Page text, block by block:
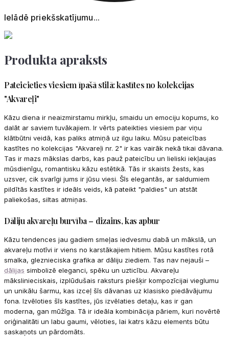
Ielādē priekšskatījumu...
Produkta apraksts
Pateicieties viesiem īpašā stilā: kastītes no kolekcijas
"Akvareļi"
Kāzu diena ir neaizmirstamu mirkļu, smaidu un emociju kopums, ko
dalāt ar saviem tuvākajiem. Ir vērts pateikties viesiem par viņu
klātbūtni veidā, kas paliks atmiņā uz ilgu laiku. Mūsu pateicības
kastītes no kolekcijas "Akvareļi nr. 2" ir kas vairāk nekā tikai dāvana.
Tas ir mazs mākslas darbs, kas pauž pateicību un lieliski iekļaujas
mūsdienīgu, romantisku kāzu estētikā. Tās ir skaists žests, kas
uzsver, cik svarīgi jums ir jūsu viesi. Šīs elegantās, ar saldumiem
pildītās kastītes ir ideāls veids, kā pateikt "paldies" un atstāt
paliekošas, siltas atmiņas.
Dāliju akvareļu burvība – dizains, kas apbur
Kāzu tendences jau gadiem smeļas iedvesmu dabā un mākslā, un
akvareļu motīvi ir viens no karstākajiem hitiem. Mūsu kastītes rotā
smalka, gleznieciska grafika ar dāliju ziediem. Tas nav nejauši –
dālijas simbolizē eleganci, spēku un uzticību. Akvareļu
mākslinieciskais, izplūdušais raksturs piešķir kompozīcijai vieglumu
un unikālu šarmu, kas izceļ šīs dāvanas uz klasisko piedāvājumu
fona. Izvēloties šīs kastītes, jūs izvēlaties detaļu, kas ir gan
moderna, gan mūžīga. Tā ir ideāla kombinācija pāriem, kuri novērtē
oriģinalitāti un labu gaumi, vēloties, lai katrs kāzu elements būtu
saskaņots un pārdomāts.